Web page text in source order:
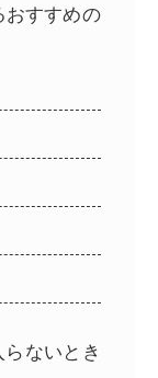
おすすめの
ないとき